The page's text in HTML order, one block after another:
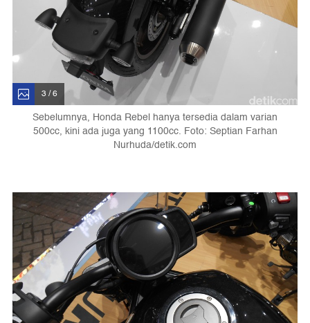
3 / 6
Sebelumnya, Honda Rebel hanya tersedia dalam varian
500cc, kini ada juga yang 1100cc. Foto: Septian Farhan
Nurhuda/detik.com